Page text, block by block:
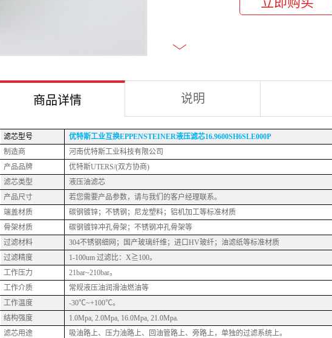
商品详情 说明
滤芯型号 优特斯工业互换EPPENSTEINER液压滤芯16.9600SH6SLE000P
制造商
河南优特斯工业科技有限公司
产品品牌
优特斯UTERS/(双方协商)
滤芯类型
液压油滤芯
产品尺寸
若您需要产品参数，请与我们的客户经理联系。
端盖材质
碳钢镀锌；不锈钢；尼龙塑料；铝机加工等标准材质
骨架材质
碳钢镀锌冲孔骨架；不锈钢冲孔骨架等
过滤材料
304不锈钢细网；国产玻璃纤维；进口HV玻纤；油滤纸等标准材质
过滤精度
1-100um 过滤比：X≧100。
工作压力
21bar~210bar。
工作介质
常规液压油润滑油燃油等
工作温度
-30℃~+100℃。
结构强度
1.0Mpa, 2.0Mpa, 16.0Mpa, 21.0Mpa.
滤芯用途
吸油路上、压力油路上、回油管路上、旁路上，单独的过滤系统上。